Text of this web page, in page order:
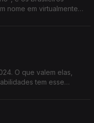
nome em virtualmente
O que valem elas,
tem esse